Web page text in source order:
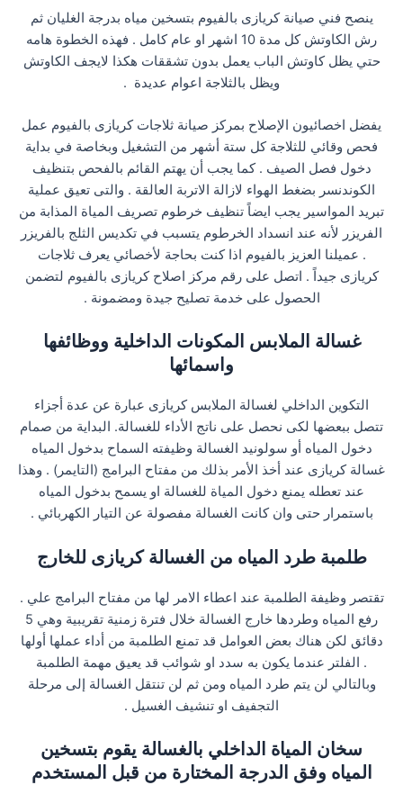
ينصح فني صيانة كريازى بالفيوم بتسخين مياه بدرجة الغليان ثم
رش الكاوتش كل مدة 10 اشهر او عام كامل . فهذه الخطوة هامه
حتي يظل كاوتش الباب يعمل بدون تشققات هكذا لايجف الكاوتش
ويظل بالثلاجة اعوام عديدة .
يفضل اخصائيون الإصلاح بمركز صيانة ثلاجات كريازى بالفيوم عمل
فحص وقائي للثلاجة كل ستة أشهر من التشغيل وبخاصة في بداية
دخول فصل الصيف . كما يجب أن يهتم القائم بالفحص بتنظيف
الكوندنسر بضغط الهواء لازالة الاتربة العالقة . والتى تعيق عملية
تبريد المواسير يجب ايضاً تنظيف خرطوم تصريف المياة المذابة من
الفريزر لأنه عند انسداد الخرطوم يتسبب في تكديس الثلج بالفريزر
. عميلنا العزيز بالفيوم اذا كنت بحاجة لأخصائي يعرف ثلاجات
كريازى جيداً . اتصل على رقم مركز اصلاح كريازى بالفيوم لتضمن
الحصول على خدمة تصليح جيدة ومضمونة .
غسالة الملابس المكونات الداخلية ووظائفها
واسمائها
التكوين الداخلي لغسالة الملابس كريازى عبارة عن عدة أجزاء
تتصل ببعضها لكى نحصل على ناتج الأداء للغسالة. البداية من صمام
دخول المياه أو سولونيد الغسالة وظيفته السماح بدخول المياه
غسالة كريازى عند أخذ الأمر بذلك من مفتاح البرامج (التايمر) . وهذا
عند تعطله يمنع دخول المياة للغسالة او يسمح بدخول المياه
باستمرار حتى وان كانت الغسالة مفصولة عن التيار الكهربائي .
طلمبة طرد المياه من الغسالة كريازى للخارج
تقتصر وظيفة الطلمبة عند اعطاء الامر لها من مفتاح البرامج علي .
رفع المياه وطردها خارج الغسالة خلال فترة زمنية تقريبية وهي 5
دقائق لكن هناك بعض العوامل قد تمنع الطلمبة من أداء عملها أولها
. الفلتر عندما يكون به سدد او شوائب قد يعيق مهمة الطلمبة
وبالتالي لن يتم طرد المياه ومن ثم لن تنتقل الغسالة إلى مرحلة
التجفيف او تنشيف الغسيل .
سخان المياة الداخلي بالغسالة يقوم بتسخين
المياه وفق الدرجة المختارة من قبل المستخدم